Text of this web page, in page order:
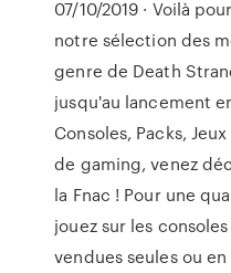
07/10/2019 · Voilà
notre sélection des
genre de Death
jusqu'au lancement
Consoles, Packs,
de gaming, venez
la Fnac ! Pour une
jouez sur les
vendues seules ou